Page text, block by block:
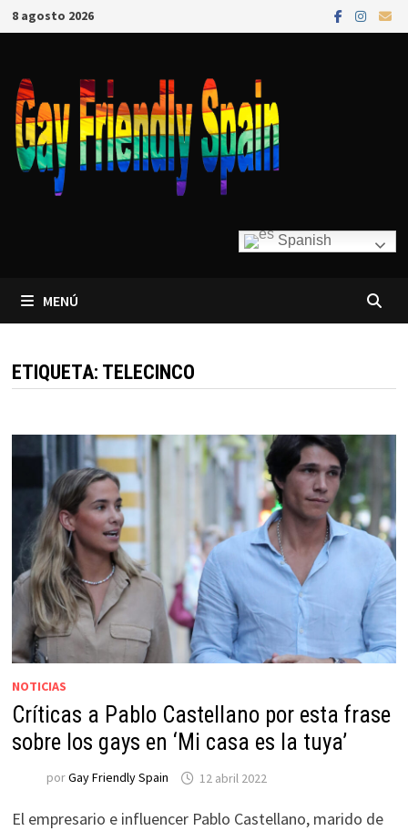
8 agosto 2026
Spanish
MENÚ
ETIQUETA: TELECINCO
NOTICIAS
Críticas a Pablo Castellano por esta frase
sobre los gays en ‘Mi casa es la tuya’
porGay Friendly Spain 12 abril 2022
El empresario e influencer Pablo Castellano, marido de